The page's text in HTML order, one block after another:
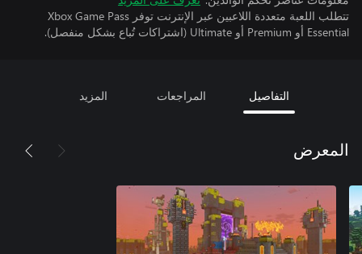
تتطلب اللعبة متعددة اللاعبين عبر الإنترنت توفر Xbox Game Pass
Essential أو Premium أو Ultimate (اشتراكات تُباع بشكل منفصل).
التفاصيل المراجعات المزيد
المعرض